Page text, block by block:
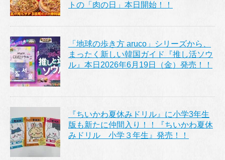
トの「肉の日」本日開始！！
「地球の歩き方 aruco」シリーズから、
まったく新しい韓国ガイド『推し活ソウ
ル』本日2026年6月19日（金）発売！！
『ちいかわ夏休みドリル』に小学3年生
版も新たに仲間入り！！『ちいかわ夏休
みドリル 小学３年生』発売！！